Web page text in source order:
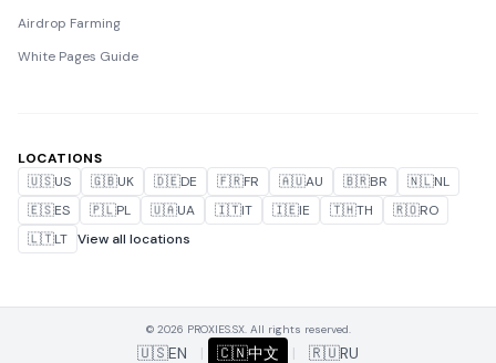
Airdrop Farming
White Pages Guide
LOCATIONS
🇺🇸US 🇬🇧UK 🇩🇪DE 🇫🇷FR 🇦🇺AU 🇧🇷BR 🇳🇱NL
🇪🇸ES 🇵🇱PL 🇺🇦UA 🇮🇹IT 🇮🇪IE 🇹🇭TH 🇷🇴RO
🇱🇹LT View all locations
© 2026 PROXIES.SX. All rights reserved.
🇺🇸EN | 🇨🇳中文 | 🇷🇺RU